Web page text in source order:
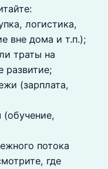
логистика,
вне дома и т.п.);
траты на
развитие;
(зарплата,
потока
где